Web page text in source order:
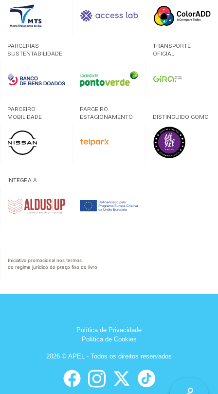
PARCERIAS
SUSTENTABILIDADE
TRANSPORTE
OFICIAL
PARCEIRO
MOBILIDADE
PARCEIRO
ESTACIONAMENTO
DISTINGUIDO COMO
INTEGRA A
Iniciativa promocional nos termos
do regime jurídico do preço fixo do livro
Política de Privacidade
Política de Cookies
2026 © APEL - Todos os direitos reservados